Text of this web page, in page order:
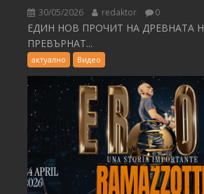
30/05/2026 redaktor 0
ЕДИН НОВ ПРОЧИТ НА ДРЕВНАТА
ПРЕВЪРНАТ...
актуално Видео